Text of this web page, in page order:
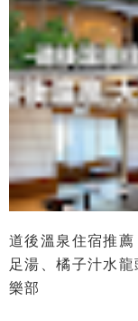
道後溫泉住宿推薦
足湯、橘子汁水
樂部